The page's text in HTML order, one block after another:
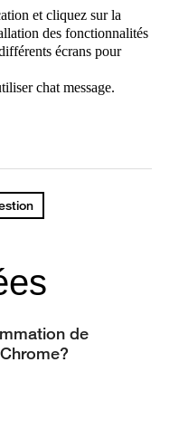
et cliquez sur la
des fonctionnalités
écrans pour
chat message.
de